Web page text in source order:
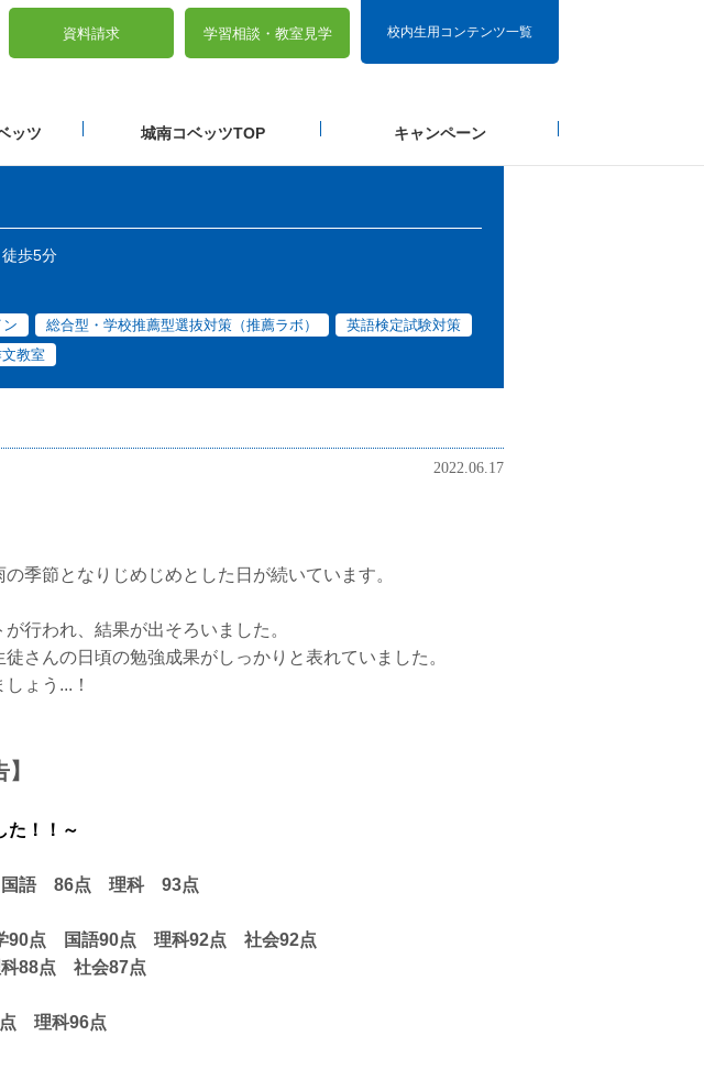
校内生用コンテンツ一覧
資料請求 学習相談・ 教室見学
ッツ 城南コベッツTOP キャンペーン
歩5分
総合型・学校推薦型選抜対策（推薦ラボ）
英語検定試験対策
教室
2022.06.17
季節となりじめじめとした日が続いています。
行われ、結果が出そろいました。
さんの日頃の勉強成果がしっかりと表れていました。
ょう...！
た！！～
国語 86点 理科 93点
点 国語90点 理科92点 社会92点
点 社会87点
理科96点